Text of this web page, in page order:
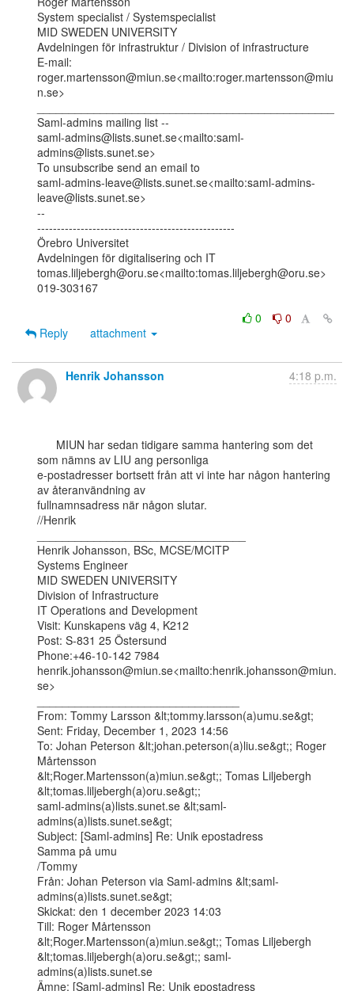
System specialist / Systemspecialist
MID SWEDEN UNIVERSITY
Avdelningen för infrastruktur / Division of infrastructure
E-mail:
roger.martensson@miun.se<mailto:roger.martensson@miu
n.se>
Saml-admins mailing list --
saml-admins@lists.sunet.se<mailto:saml-
admins@lists.sunet.se>
To unsubscribe send an email to
saml-admins-leave@lists.sunet.se<mailto:saml-admins-
leave@lists.sunet.se>
--
--------------------------------------------------
Örebro Universitet
Avdelningen för digitalisering och IT
tomas.liljebergh@oru.se<mailto:tomas.liljebergh@oru.se>
019-303167
0
0
Reply
attachment
Henrik Johansson 4:18 p.m.
som nämns av LIU ang personliga
e-postadresser bortsett från att vi inte har någon hantering
av återanvändning av
fullnamnsadress när någon slutar.
//Henrik
Henrik Johansson, BSc, MCSE/MCITP
Systems Engineer
MID SWEDEN UNIVERSITY
Division of Infrastructure
IT Operations and Development
Visit: Kunskapens väg 4, K212
Post: S-831 25 Östersund
Phone:+46-10-142 7984
henrik.johansson@miun.se<mailto:henrik.johansson@miun.
se>
From: Tommy Larsson &lt;tommy.larsson(a)umu.se&gt;
Sent: Friday, December 1, 2023 14:56
To: Johan Peterson &lt;johan.peterson(a)liu.se&gt;; Roger
Mårtensson
&lt;Roger.Martensson(a)miun.se&gt;; Tomas Liljebergh
&lt;tomas.liljebergh(a)oru.se&gt;;
saml-admins(a)lists.sunet.se &lt;saml-
admins(a)lists.sunet.se&gt;
Subject: [Saml-admins] Re: Unik epostadress
Samma på umu
/Tommy
Från: Johan Peterson via Saml-admins &lt;saml-
admins(a)lists.sunet.se&gt;
Skickat: den 1 december 2023 14:03
Till: Roger Mårtensson
&lt;Roger.Martensson(a)miun.se&gt;; Tomas Liljebergh
&lt;tomas.liljebergh(a)oru.se&gt;; saml-
admins(a)lists.sunet.se
Ämne: [Saml-admins] Re: Unik epostadress